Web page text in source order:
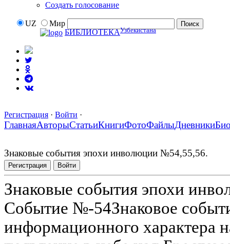
Создать голосование
UZ
Мир
БИБЛИОТЕКАУзбекистана
Регистрация · Войти ·
ГлавнаяАвторыСтатьиКнигиФотоФайлыДневники
Знаковые события эпохи инволюции №54,55,56.
Регистрация Войти
Знаковые события эпохи
Событие №-54Знаковое
информационного характера